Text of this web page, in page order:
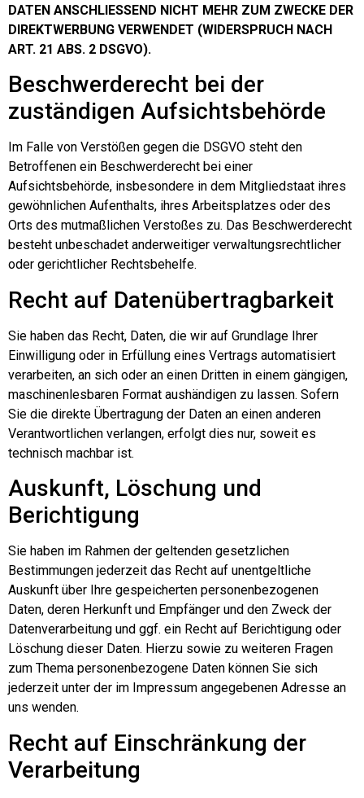
DATEN ANSCHLIESSEND NICHT MEHR ZUM ZWECKE DER
DIREKTWERBUNG VERWENDET (WIDERSPRUCH NACH
ART. 21 ABS. 2 DSGVO).
Beschwerde­recht bei der
zuständigen Aufsichts­behörde
Im Falle von Verstößen gegen die DSGVO steht den
Betroffenen ein Beschwerderecht bei einer
Aufsichtsbehörde, insbesondere in dem Mitgliedstaat ihres
gewöhnlichen Aufenthalts, ihres Arbeitsplatzes oder des
Orts des mutmaßlichen Verstoßes zu. Das Beschwerderecht
besteht unbeschadet anderweitiger verwaltungsrechtlicher
oder gerichtlicher Rechtsbehelfe.
Recht auf Daten­übertrag­barkeit
Sie haben das Recht, Daten, die wir auf Grundlage Ihrer
Einwilligung oder in Erfüllung eines Vertrags automatisiert
verarbeiten, an sich oder an einen Dritten in einem gängigen,
maschinenlesbaren Format aushändigen zu lassen. Sofern
Sie die direkte Übertragung der Daten an einen anderen
Verantwortlichen verlangen, erfolgt dies nur, soweit es
technisch machbar ist.
Auskunft, Löschung und
Berichtigung
Sie haben im Rahmen der geltenden gesetzlichen
Bestimmungen jederzeit das Recht auf unentgeltliche
Auskunft über Ihre gespeicherten personenbezogenen
Daten, deren Herkunft und Empfänger und den Zweck der
Datenverarbeitung und ggf. ein Recht auf Berichtigung oder
Löschung dieser Daten. Hierzu sowie zu weiteren Fragen
zum Thema personenbezogene Daten können Sie sich
jederzeit unter der im Impressum angegebenen Adresse an
uns wenden.
Recht auf Einschränkung der
Verarbeitung